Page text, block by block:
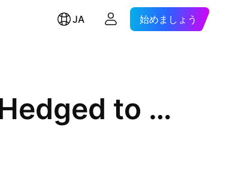
JA 始めましょう
BMO Global Consumer Staples Hedged to CAD Index ETF